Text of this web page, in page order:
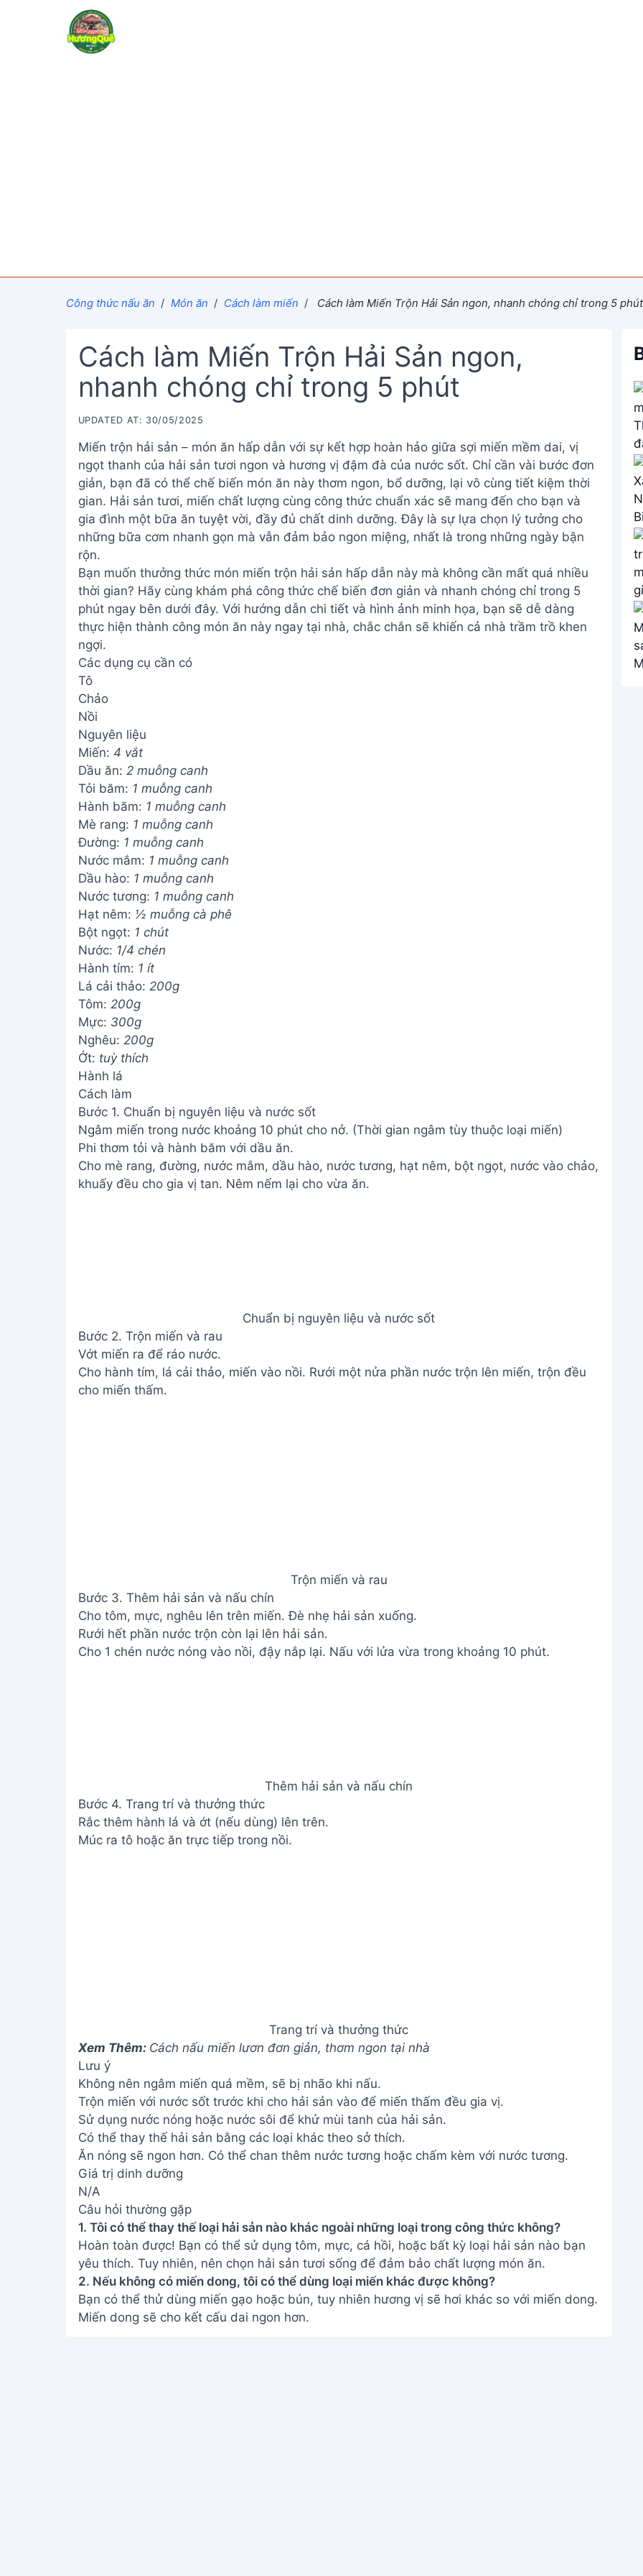
Công thức nấu ăn / Món ăn / Cách làm miến / Cách làm Miến Trộn Hải Sản ngon, nhanh chóng chỉ trong 5 phút
Cách làm Miến Trộn Hải Sản ngon,
nhanh chóng chỉ trong 5 phút
UPDATED AT: 30/05/2025
Miến trộn hải sản – món ăn hấp dẫn với sự kết hợp hoàn hảo giữa sợi miến mềm dai, vị
ngọt thanh của hải sản tươi ngon và hương vị đậm đà của nước sốt. Chỉ cần vài bước đơn
giản, bạn đã có thể chế biến món ăn này thơm ngon, bổ dưỡng, lại vô cùng tiết kiệm thời
gian. Hải sản tươi, miến chất lượng cùng công thức chuẩn xác sẽ mang đến cho bạn và
gia đình một bữa ăn tuyệt vời, đầy đủ chất dinh dưỡng. Đây là sự lựa chọn lý tưởng cho
những bữa cơm nhanh gọn mà vẫn đảm bảo ngon miệng, nhất là trong những ngày bận
rộn.
Bạn muốn thưởng thức món miến trộn hải sản hấp dẫn này mà không cần mất quá nhiều
thời gian? Hãy cùng khám phá công thức chế biến đơn giản và nhanh chóng chỉ trong 5
phút ngay bên dưới đây. Với hướng dẫn chi tiết và hình ảnh minh họa, bạn sẽ dễ dàng
thực hiện thành công món ăn này ngay tại nhà, chắc chắn sẽ khiến cả nhà trầm trồ khen
ngợi.
Các dụng cụ cần có
Tô
Chảo
Nồi
Nguyên liệu
Miến: 4 vắt
Dầu ăn: 2 muỗng canh
Tỏi băm: 1 muỗng canh
Hành băm: 1 muỗng canh
Mè rang: 1 muỗng canh
Đường: 1 muỗng canh
Nước mắm: 1 muỗng canh
Dầu hào: 1 muỗng canh
Nước tương: 1 muỗng canh
Hạt nêm: ½ muỗng cà phê
Bột ngọt: 1 chút
Nước: 1/4 chén
Hành tím: 1 ít
Lá cải thảo: 200g
Tôm: 200g
Mực: 300g
Nghêu: 200g
Ớt: tuỳ thích
Hành lá
Cách làm
Bước 1. Chuẩn bị nguyên liệu và nước sốt
Ngâm miến trong nước khoảng 10 phút cho nở. (Thời gian ngâm tùy thuộc loại miến)
Phi thơm tỏi và hành băm với dầu ăn.
Cho mè rang, đường, nước mắm, dầu hào, nước tương, hạt nêm, bột ngọt, nước vào chảo,
khuấy đều cho gia vị tan. Nêm nếm lại cho vừa ăn.
Chuẩn bị nguyên liệu và nước sốt
Bước 2. Trộn miến và rau
Vớt miến ra để ráo nước.
Cho hành tím, lá cải thảo, miến vào nồi. Rưới một nửa phần nước trộn lên miến, trộn đều
cho miến thấm.
Trộn miến và rau
Bước 3. Thêm hải sản và nấu chín
Cho tôm, mực, nghêu lên trên miến. Đè nhẹ hải sản xuống.
Rưới hết phần nước trộn còn lại lên hải sản.
Cho 1 chén nước nóng vào nồi, đậy nắp lại. Nấu với lửa vừa trong khoảng 10 phút.
Thêm hải sản và nấu chín
Bước 4. Trang trí và thưởng thức
Rắc thêm hành lá và ớt (nếu dùng) lên trên.
Múc ra tô hoặc ăn trực tiếp trong nồi.
Trang trí và thưởng thức
Xem Thêm: Cách nấu miến lươn đơn giản, thơm ngon tại nhà
Lưu ý
Không nên ngâm miến quá mềm, sẽ bị nhão khi nấu.
Trộn miến với nước sốt trước khi cho hải sản vào để miến thấm đều gia vị.
Sử dụng nước nóng hoặc nước sôi để khử mùi tanh của hải sản.
Có thể thay thế hải sản bằng các loại khác theo sở thích.
Ăn nóng sẽ ngon hơn. Có thể chan thêm nước tương hoặc chấm kèm với nước tương.
Giá trị dinh dưỡng
N/A
Câu hỏi thường gặp
1. Tôi có thể thay thế loại hải sản nào khác ngoài những loại trong công thức không?
Hoàn toàn được! Bạn có thể sử dụng tôm, mực, cá hồi, hoặc bất kỳ loại hải sản nào bạn
yêu thích. Tuy nhiên, nên chọn hải sản tươi sống để đảm bảo chất lượng món ăn.
2. Nếu không có miến dong, tôi có thể dùng loại miến khác được không?
Bạn có thể thử dùng miến gạo hoặc bún, tuy nhiên hương vị sẽ hơi khác so với miến dong.
Miến dong sẽ cho kết cấu dai ngon hơn.